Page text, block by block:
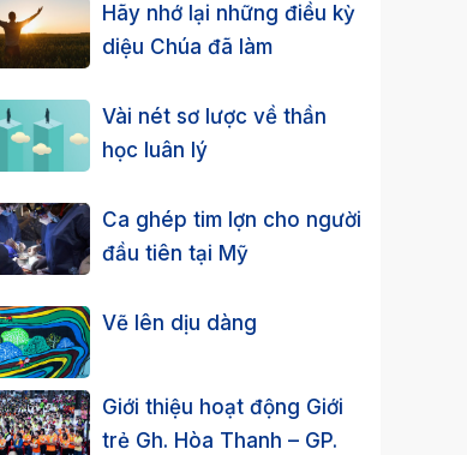
Hãy nhớ lại những điều kỳ
diệu Chúa đã làm
Vài nét sơ lược về thần
học luân lý
Ca ghép tim lợn cho người
đầu tiên tại Mỹ
Vẽ lên dịu dàng
Giới thiệu hoạt động Giới
trẻ Gh. Hòa Thanh – GP.